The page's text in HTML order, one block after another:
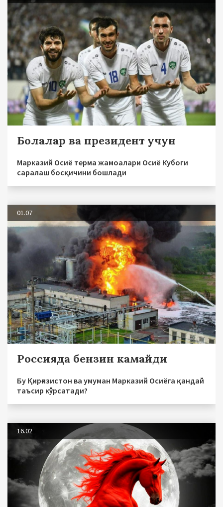
Болалар ва президент учун
Марказий Осиё терма жамоалари Осиё Кубоги
саралаш босқичини бошлади
01.07
Россияда бензин камайди
Бу Қирғизистон ва умуман Марказий Осиёга қандай
таъсир кўрсатади?
16.02